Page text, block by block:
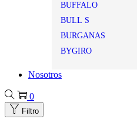
BUFFALO
BULL S
BURGANAS
BYGIRO
Nosotros
0
Filtro